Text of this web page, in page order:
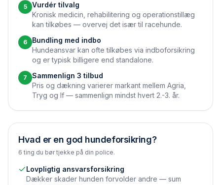
5
Vurdér tilvalg
Kronisk medicin, rehabilitering og operationstillæg
kan tilkøbes — overvej det især til race­hunde.
6
Bundling med indbo
Hundeansvar kan ofte tilkøbes via indbo­forsikring
og er typisk billigere end standalone.
7
Sammenlign 3 tilbud
Pris og dækning varierer markant mellem Agria,
Tryg og If — sammenlign mindst hvert 2.-3. år.
Hvad er en god hundeforsikring?
6 ting du bør tjekke på din police.
Lovpligtig ansvarsforsikring
Dækker skader hunden forvolder andre — sum